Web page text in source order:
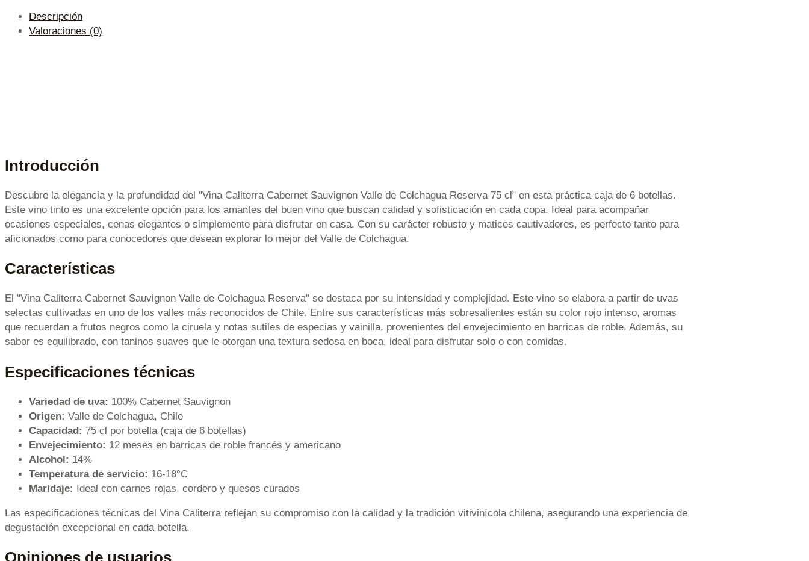
Descripción
Valoraciones (0)
Introducción
Descubre la elegancia y la profundidad del "Vina Caliterra Cabernet Sauvignon Valle de Colchagua Reserva 75 cl" en esta práctica caja de 6 botellas.
Este vino tinto es una excelente opción para los amantes del buen vino que buscan calidad y sofisticación en cada copa. Ideal para acompañar
ocasiones especiales, cenas elegantes o simplemente para disfrutar en casa. Con su carácter robusto y matices cautivadores, es perfecto tanto para
aficionados como para conocedores que desean explorar lo mejor del Valle de Colchagua.
Características
El "Vina Caliterra Cabernet Sauvignon Valle de Colchagua Reserva" se destaca por su intensidad y complejidad. Este vino se elabora a partir de uvas
selectas cultivadas en uno de los valles más reconocidos de Chile. Entre sus características más sobresalientes están su color rojo intenso, aromas
que recuerdan a frutos negros como la ciruela y notas sutiles de especias y vainilla, provenientes del envejecimiento en barricas de roble. Además, su
sabor es equilibrado, con taninos suaves que le otorgan una textura sedosa en boca, ideal para disfrutar solo o con comidas.
Especificaciones técnicas
Variedad de uva: 100% Cabernet Sauvignon
Origen: Valle de Colchagua, Chile
Capacidad: 75 cl por botella (caja de 6 botellas)
Envejecimiento: 12 meses en barricas de roble francés y americano
Alcohol: 14%
Temperatura de servicio: 16-18°C
Maridaje: Ideal con carnes rojas, cordero y quesos curados
Las especificaciones técnicas del Vina Caliterra reflejan su compromiso con la calidad y la tradición vitivinícola chilena, asegurando una experiencia de
degustación excepcional en cada botella.
Opiniones de usuarios